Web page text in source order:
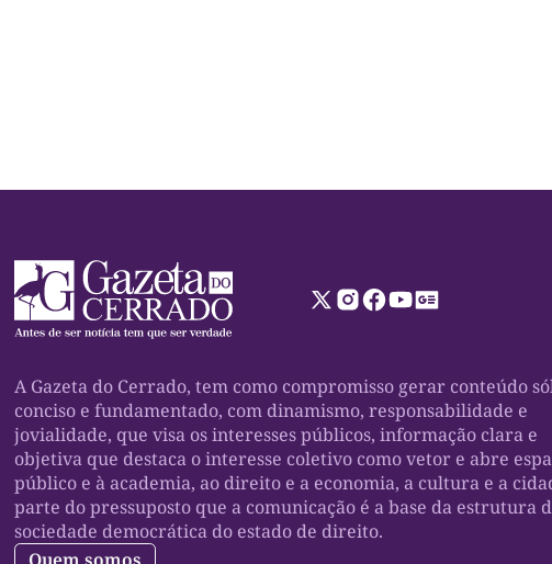
A Gazeta do Cerrado, tem como compromisso gerar conteúdo
conciso e fundamentado, com dinamismo, responsabilidade e
jovialidade, que visa os interesses públicos, informação clara e
objetiva que destaca o interesse coletivo como vetor e abre
público e à academia, ao direito e a economia, a cultura e a
parte do pressuposto que a comunicação é a base da estrutura
sociedade democrática do estado de direito.